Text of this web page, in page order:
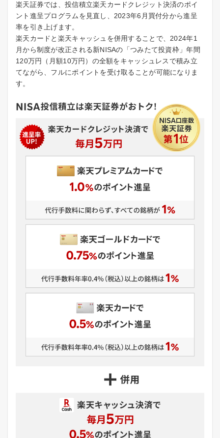
楽天証券では、投信積立楽天カードクレジット決済のポイ
ント進呈プログラムを見直し、2023年6月買付分から進呈
率を引き上げます。
楽天カードと楽天キャッシュを併用することで、2024年1
月から制度が改正される新NISAの「つみたて投資枠」年間
120万円（月額10万円）の全額をキャッシュレスで積み立
てながら、フルにポイントを受け取ることが可能になりま
す。